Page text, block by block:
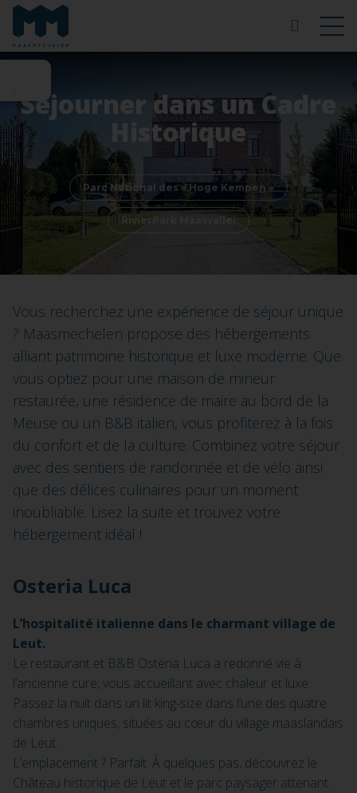
Séjourner dans un Cadre
Historique
Parc National des « Hoge Kempen »
RivierPark Maasvallei
Vous recherchez une expérience de séjour unique
? Maasmechelen propose des hébergements
alliant patrimoine historique et luxe moderne. Que
vous optiez pour une maison de mineur
restaurée, une résidence de maire au bord de la
Meuse ou un B&B italien, vous profiterez à la fois
du confort et de la culture. Combinez votre séjour
avec des sentiers de randonnée et de vélo ainsi
que des délices culinaires pour un moment
inoubliable. Lisez la suite et trouvez votre
hébergement idéal !
Osteria Luca
L’hospitalité italienne dans le charmant village de
Leut.
Le restaurant et B&B Osteria Luca a redonné vie à
l’ancienne cure, vous accueillant avec chaleur et luxe.
Passez la nuit dans un lit king-size dans l’une des quatre
chambres uniques, situées au cœur du village maaslandais
de Leut.
L’emplacement ? Parfait. À quelques pas, découvrez le
Château historique de Leut et le parc paysager attenant.